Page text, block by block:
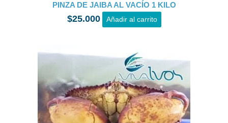
PINZA DE JAIBA AL VACÍO 1 KILO
$25.000 Añadir al carrito